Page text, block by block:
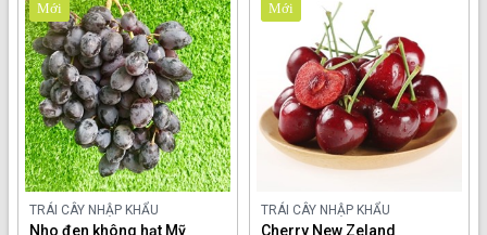
TRÁI CÂY NHẬP KHẨU
Nho đen không hạt Mỹ
Mới
TRÁI CÂY NHẬP KHẨU
Cherry New Zeland
Mới